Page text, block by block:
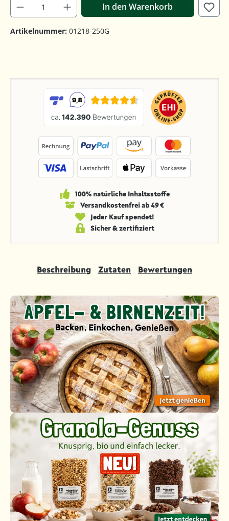
In den Warenkorb
Artikelnummer: 01218-250G
100% natürliche Inhaltsstoffe
Versandkosten­frei ab 49 €
Jeder Kauf spendet!
Sicher & zertifiziert
Beschreibung Zutaten Bewertungen